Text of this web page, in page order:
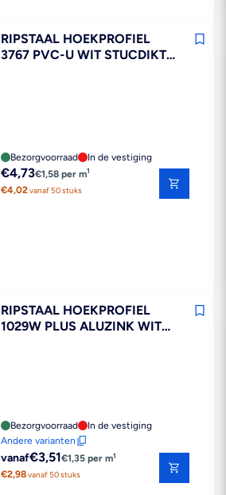
RIPSTAAL HOEKPROFIEL
3767 PVC-U WIT STUCDIKTE
Bezorgvoorraad In de vestiging
Reguliere
prijs
€4,73€1,58 per m1
€4,02vanaf 50 stuks
RIPSTAAL HOEKPROFIEL
1029W PLUS ALUZINK WIT
Bezorgvoorraad
In de vestiging
Andere varianten
Reguliere
prijs
vanaf€3,51€1,35 per m1
€2,98vanaf 50 stuks